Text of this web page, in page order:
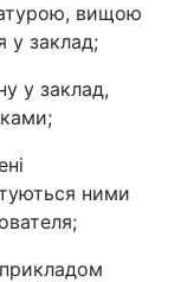
вищою
у заклад;
у заклад,
ними